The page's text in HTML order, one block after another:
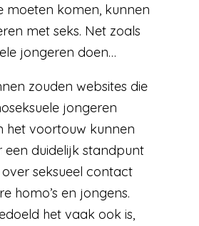
moeten komen, kunnen
met seks. Net zoals
jongeren doen…
zouden websites die
jongeren
het voortouw kunnen
een duidelijk standpunt
seksueel contact
homo’s en jongens.
het vaak ook is,